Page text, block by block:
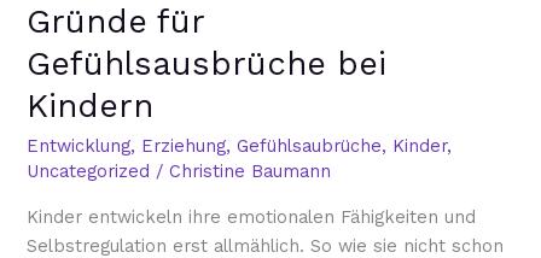
Gründe für
Gefühlsausbrüche bei
Kindern
Entwicklung, Erziehung,Gefühlsaubrüche, Kinder,
Uncategorized /Christine Baumann
Kinder entwickeln ihre emotionalen Fähigkeiten und
Selbstregulation erst allmählich. So wie sie nicht schon
für
Gefühlsausbrüche
bei
Kindern